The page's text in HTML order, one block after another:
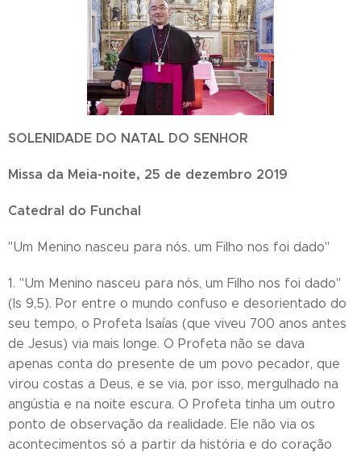
SOLENIDADE DO NATAL DO SENHOR
Missa da Meia-noite, 25 de dezembro 2019
Catedral do Funchal
"Um Menino nasceu para nós, um Filho nos foi dado"
1. "Um Menino nasceu para nós, um Filho nos foi dado"
(Is 9,5). Por entre o mundo confuso e desorientado do
seu tempo, o Profeta Isaías (que viveu 700 anos antes
de Jesus) via mais longe. O Profeta não se dava
apenas conta do presente de um povo pecador, que
virou costas a Deus, e se via, por isso, mergulhado na
angústia e na noite escura. O Profeta tinha um outro
ponto de observação da realidade. Ele não via os
acontecimentos só a partir da história e do coração